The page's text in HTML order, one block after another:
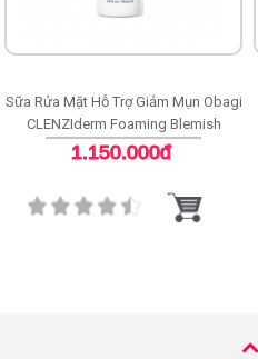
Sữa Rửa Mặt Hỗ Trợ Giảm Mụn Obagi
CLENZIderm Foaming Blemish
Cleanser
1.150.000đ